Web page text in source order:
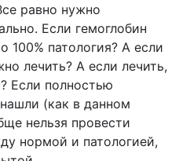
равно нужно
Если гемоглобин
100% патология? А если
лечить? А если лечить,
Если полностью
(как в данном
нельзя провести
нормой и патологией,